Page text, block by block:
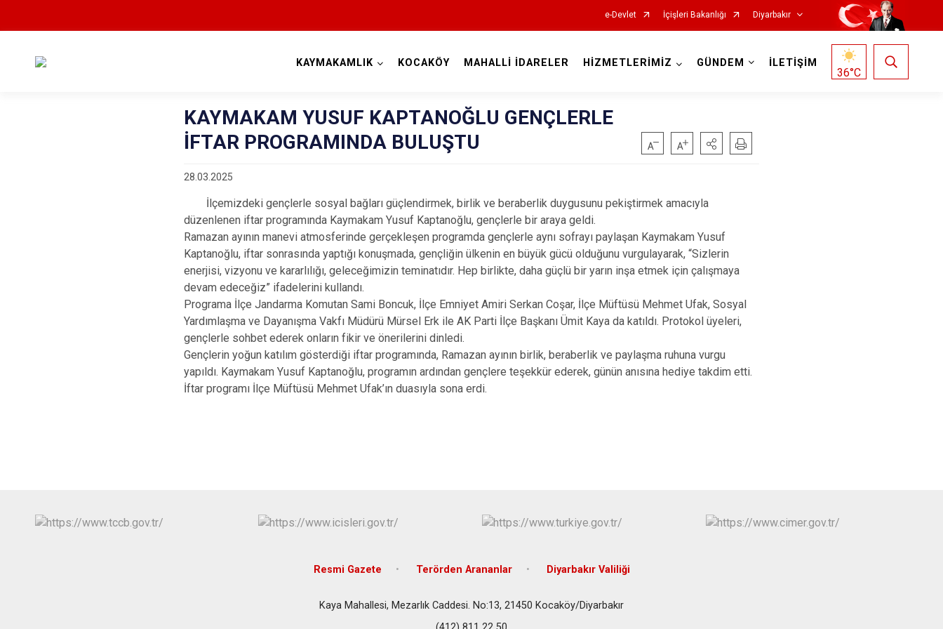
e-Devlet İçişleri Bakanlığı Diyarbakır
Çermik
Çınar
Çüngüş
Eğil
Hani
Silvan
Kayapınar
Sur
KAYMAKAMLIK KOCAKÖY MAHALLİ İDARELER HİZMETLERİMİZ GÜNDEM İLETİŞİM
36°C
KAYMAKAM YUSUF KAPTANOĞLU GENÇLERLE
İFTAR PROGRAMINDA BULUŞTU
28.03.2025
İlçemizdeki gençlerle sosyal bağları güçlendirmek, birlik ve beraberlik duygusunu pekiştirmek amacıyla
düzenlenen iftar programında Kaymakam Yusuf Kaptanoğlu, gençlerle bir araya geldi.
Ramazan ayının manevi atmosferinde gerçekleşen programda gençlerle aynı sofrayı paylaşan Kaymakam Yusuf
Kaptanoğlu, iftar sonrasında yaptığı konuşmada, gençliğin ülkenin en büyük gücü olduğunu vurgulayarak, “Sizlerin
enerjisi, vizyonu ve kararlılığı, geleceğimizin teminatıdır. Hep birlikte, daha güçlü bir yarın inşa etmek için çalışmaya
devam edeceğiz” ifadelerini kullandı.
Programa İlçe Jandarma Komutan Sami Boncuk, İlçe Emniyet Amiri Serkan Coşar, İlçe Müftüsü Mehmet Ufak, Sosyal
Yardımlaşma ve Dayanışma Vakfı Müdürü Mürsel Erk ile AK Parti İlçe Başkanı Ümit Kaya da katıldı. Protokol üyeleri,
gençlerle sohbet ederek onların fikir ve önerilerini dinledi.
Gençlerin yoğun katılım gösterdiği iftar programında, Ramazan ayının birlik, beraberlik ve paylaşma ruhuna vurgu
yapıldı. Kaymakam Yusuf Kaptanoğlu, programın ardından gençlere teşekkür ederek, günün anısına hediye takdim etti.
İftar programı İlçe Müftüsü Mehmet Ufak’ın duasıyla sona erdi.
Resmi Gazete Terörden Arananlar Diyarbakır Valiliği
Kaya Mahallesi, Mezarlık Caddesi. No:13, 21450 Kocaköy/Diyarbakır